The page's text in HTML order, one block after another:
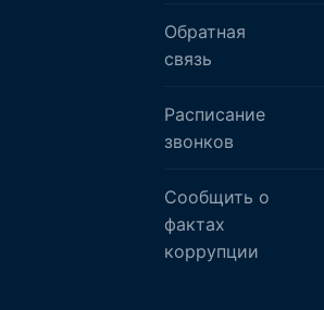
Обратная
связь
Расписание
звонков
Сообщить о
фактах
коррупции